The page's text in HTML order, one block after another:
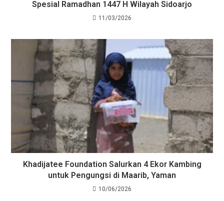
Spesial Ramadhan 1447 H Wilayah Sidoarjo
11/03/2026
Khadijatee Foundation Salurkan 4 Ekor Kambing
untuk Pengungsi di Maarib, Yaman
10/06/2026